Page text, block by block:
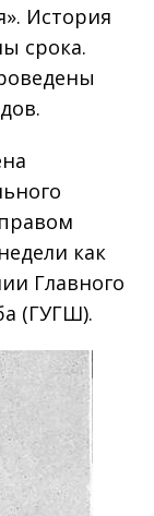
История
срока.
как
Главного
(ГУГШ).